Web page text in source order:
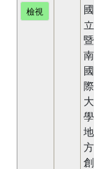
檢視
國
立
暨
南
國
際
大
學
地
方
創